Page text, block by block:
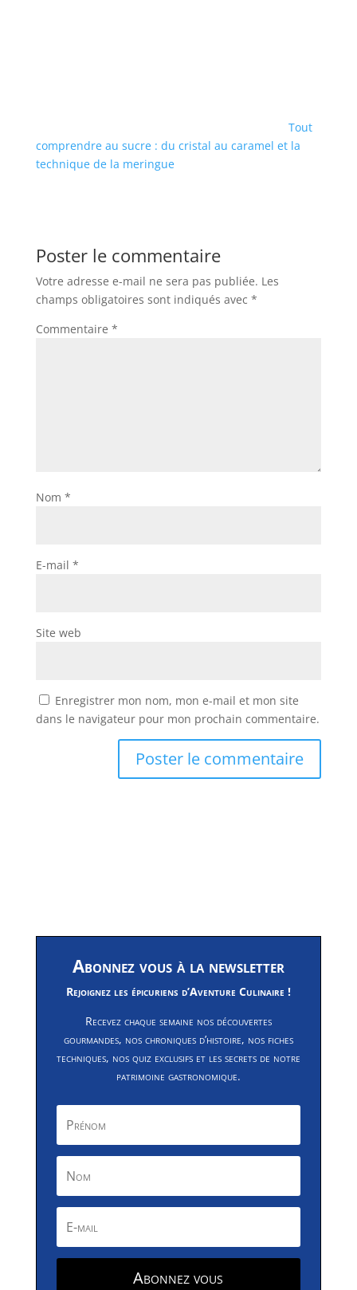
Tout
comprendre au sucre : du cristal au caramel et la
technique de la meringue
Poster le commentaire
Votre adresse e-mail ne sera pas publiée. Les
champs obligatoires sont indiqués avec *
Commentaire *
Nom *
E-mail *
Site web
Enregistrer mon nom, mon e-mail et mon site
dans le navigateur pour mon prochain commentaire.
Abonnez vous à la newsletter
Rejoignez les épicuriens d’Aventure Culinaire !
Recevez chaque semaine nos découvertes
gourmandes, nos chroniques d’histoire, nos fiches
techniques, nos quiz exclusifs et les secrets de notre
patrimoine gastronomique.
Abonnez vous